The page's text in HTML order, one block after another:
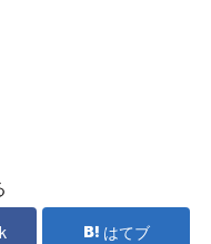
はてブ